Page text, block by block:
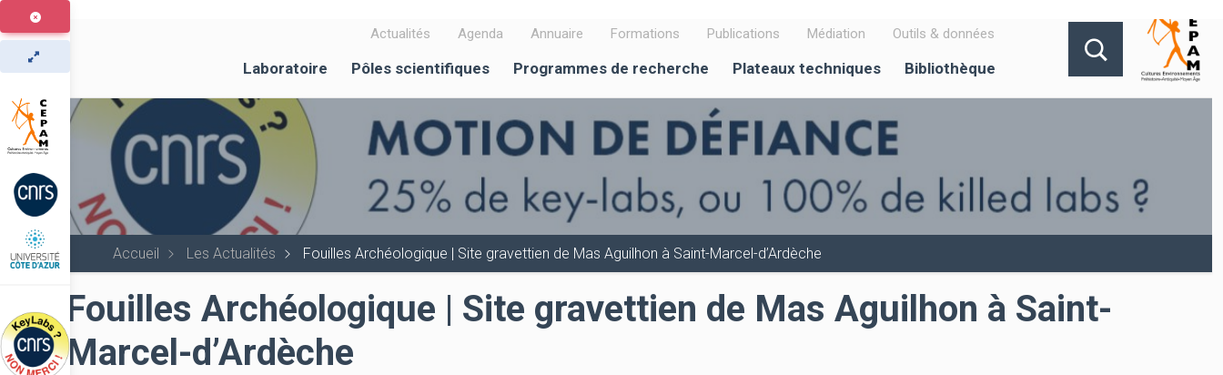
Aller
au
contenu
principal
Actualités Agenda Annuaire Formations Publications Médiation Outils & données
Laboratoire Pôles scientifiques Programmes de recherche Plateaux techniques Bibliothèque
Accueil Les Actualités Fouilles Archéologique | Site gravettien de Mas Aguilhon à Saint-Marcel-d’Ardèche
Fouilles Archéologique | Site gravettien de Mas Aguilhon à Saint-
Marcel-d’Ardèche